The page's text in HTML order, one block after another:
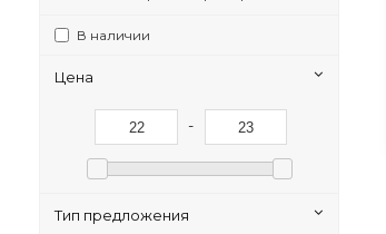
В наличии
Цена
-
Тип предложения